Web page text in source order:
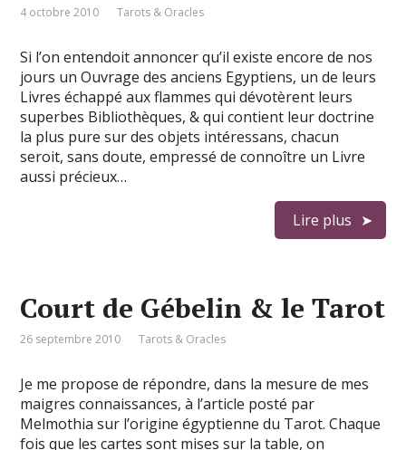
4 octobre 2010 Tarots & Oracles
Si l’on entendoit annoncer qu’il existe encore de nos
jours un Ouvrage des anciens Egyptiens, un de leurs
Livres échappé aux flammes qui dévotèrent leurs
superbes Bibliothèques, & qui contient leur doctrine
la plus pure sur des objets intéressans, chacun
seroit, sans doute, empressé de connoître un Livre
aussi précieux…
Lire plus
Court de Gébelin & le Tarot
26 septembre 2010 Tarots & Oracles
Je me propose de répondre, dans la mesure de mes
maigres connaissances, à l’article posté par
Melmothia sur l’origine égyptienne du Tarot. Chaque
fois que les cartes sont mises sur la table, on